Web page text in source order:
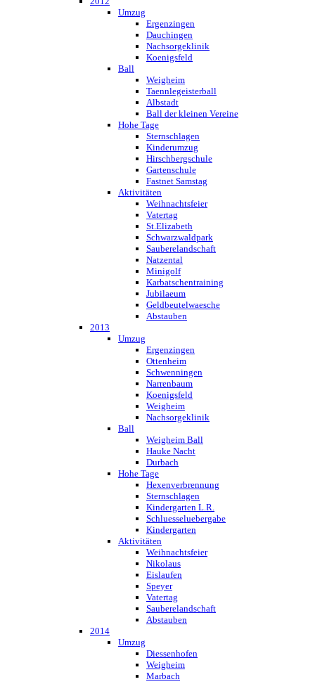
Umzug
Ergenzingen
Dauchingen
Nachsorgeklinik
Koenigsfeld
Ball
Weigheim
Taennlegeisterball
Albstadt
Ball der kleinen Vereine
Hohe Tage
Sternschlagen
Kinderumzug
Hirschbergschule
Gartenschule
Fastnet Samstag
Aktivitäten
Weihnachtsfeier
Vatertag
St.Elizabeth
Schwarzwaldpark
Sauberelandschaft
Natzental
Minigolf
Karbatschentraining
Jubilaeum
Geldbeutelwaesche
Abstauben
2013
Umzug
Ergenzingen
Ottenheim
Schwenningen
Narrenbaum
Koenigsfeld
Weigheim
Nachsorgeklinik
Ball
Weigheim Ball
Hauke Nacht
Durbach
Hohe Tage
Hexenverbrennung
Sternschlagen
Kindergarten L.R.
Schluesseluebergabe
Kindergarten
Aktivitäten
Weihnachtsfeier
Nikolaus
Eislaufen
Speyer
Vatertag
Sauberelandschaft
Abstauben
2014
Umzug
Diessenhofen
Weigheim
Marbach